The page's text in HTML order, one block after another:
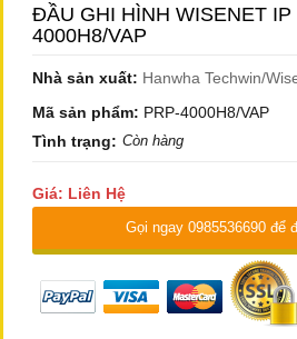
ĐẦU GHI HÌNH WISENET
4000H8/VAP
Nhà sản xuất: Hanwha Techwin/
Mã sản phẩm: PRP-4000H8/VAP
Tình trạng: Còn hàng
Giá: Liên Hệ
Gọi ngay 0985536690 để